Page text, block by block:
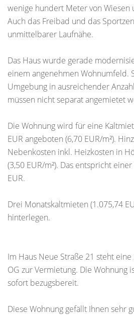
wenige hundert Meter von
Auch das Freibad und das
unmittelbarer Laufnähe.
Das Haus wurde gerade
einem angenehmen Wohnumfeld.
Umgebung in ausreichender
müssen nicht separat angemietet
Die Wohnung wird für eine
EUR angeboten (6,70 EUR/m²).
Nebenkosten inkl. Heizkosten in
(3,50 EUR/m²). Das entspricht
EUR.
Drei Monatskaltmieten (1.075,74
hinterlegen.
Im Haus Neue Straße 21 steht
OG zur Vermietung. Die Wohnung
sofort bezugsbereit.
Diese Wohnung gefällt Ihnen sehr